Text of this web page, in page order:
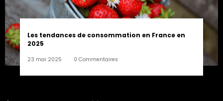
Les tendances de consommation en France en
2025
23 mai 2025 0 Commentaires